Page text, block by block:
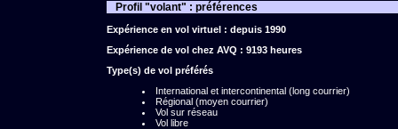
Profil "volant" : préférences
Expérience en vol virtuel : depuis 1990
Expérience de vol chez AVQ : 9193 heures
Type(s) de vol préférés
International et intercontinental (long courrier)
Régional (moyen courrier)
Vol sur réseau
Vol libre